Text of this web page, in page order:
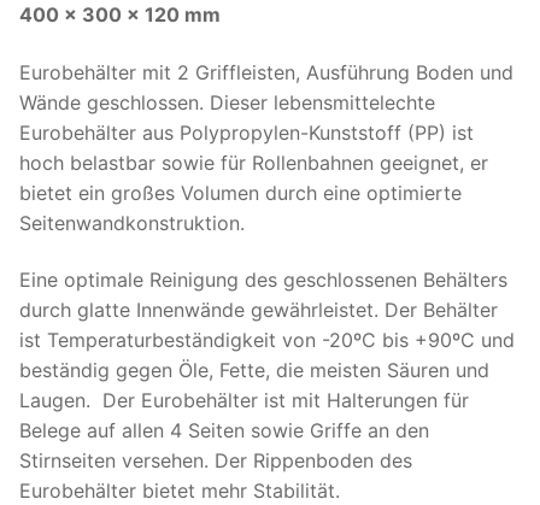
Suchen
400 x 300 x 120 mm
Eurobehälter mit 2 Griffleisten, Ausführung Boden und
Wände geschlossen. Dieser lebensmittelechte
Eurobehälter aus Polypropylen-Kunststoff (PP) ist
hoch belastbar sowie für Rollenbahnen geeignet, er
bietet ein großes Volumen durch eine optimierte
Seitenwandkonstruktion.
Eine optimale Reinigung des geschlossenen Behälters
durch glatte Innenwände gewährleistet. Der Behälter
ist Temperaturbeständigkeit von -20ºC bis +90ºC und
beständig gegen Öle, Fette, die meisten Säuren und
Laugen. Der Eurobehälter ist mit Halterungen für
Belege auf allen 4 Seiten sowie Griffe an den
Stirnseiten versehen. Der Rippenboden des
Eurobehälter bietet mehr Stabilität.